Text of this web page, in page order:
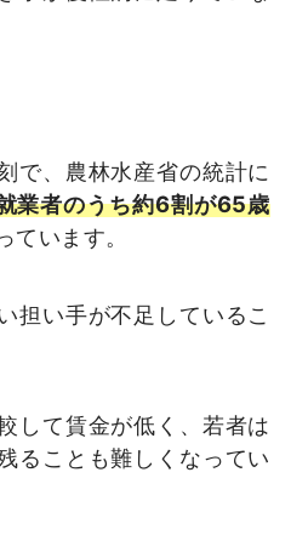
で、農林水産省の統計に
業者のうち約6割が65歳
ています。
担い手が不足しているこ
して賃金が低く、若者は
ることも難しくなってい